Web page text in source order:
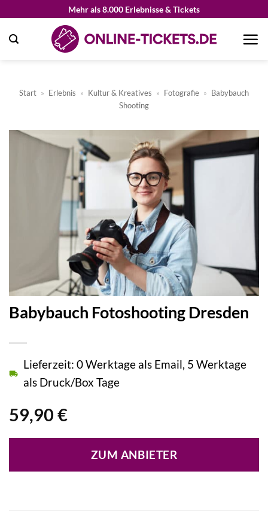
springen
Mehr als 8.000 Erlebnisse & Tickets
Start » Erlebnis » Kultur & Kreatives » Fotografie » Babybauch
Shooting
Babybauch Fotoshooting Dresden
59,90 €
Lieferzeit: 0 Werktage als Email, 5 Werktage
als Druck/Box Tage
ZUM ANBIETER